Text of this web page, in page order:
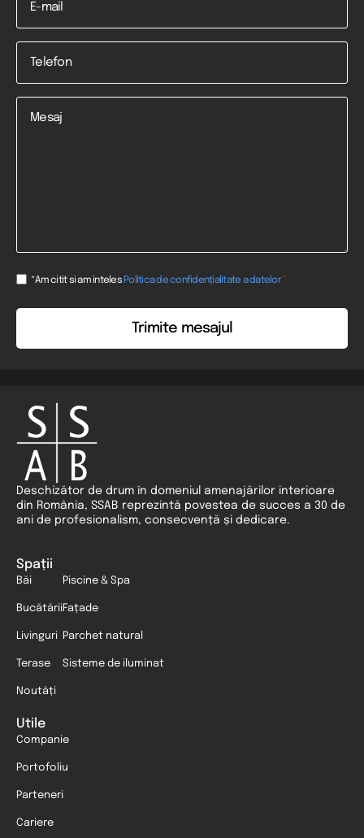
Telefon
Mesaj
Consent
*Am citit si am inteles Politica de confidențialitate a datelor*
Deschizător de drum în domeniul amenajărilor interioare
din România, SSAB reprezintă povestea de succes a 30 de
ani de profesionalism, consecvență și dedicare.
Spații
Băi
Bucătării
Livinguri
Terase
Noutăți
Piscine & Spa
Fațade
Parchet natural
Sisteme de iluminat
Utile
Companie
Portofoliu
Parteneri
Cariere